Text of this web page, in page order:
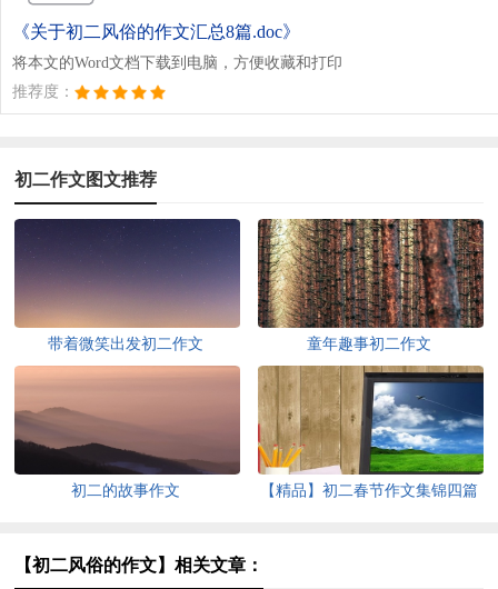
《关于初二风俗的作文汇总8篇.doc》
将本文的Word文档下载到电脑，方便收藏和打印
推荐度：
初二作文图文推荐
带着微笑出发初二作文 童年趣事初二作文
初二的故事作文 【精品】初二春节作文集锦四篇
【初二风俗的作文】相关文章：